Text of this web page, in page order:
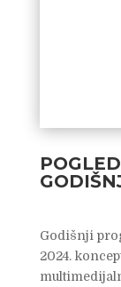
Godišnji
2024.